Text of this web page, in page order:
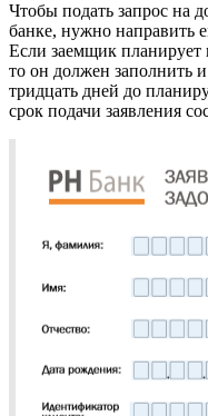
Чтобы подать запрос на
банке, нужно направить
Если заемщик планирует
то он должен заполнить
тридцать дней до
срок подачи заявления